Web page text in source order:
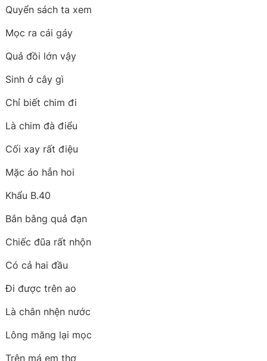
Quyển sách ta xem
Mọc ra cái gáy
Quả đồi lớn vậy
Sinh ở cây gì
Chỉ biết chim đi
Là chim đà điểu
Cối xay rất điệu
Mặc áo hẳn hoi
Khẩu B.40
Bắn bằng quả đạn
Chiếc đũa rất nhộn
Có cả hai đầu
Đi được trên ao
Là chân nhện nước
Lông măng lại mọc
Trên má em thơ